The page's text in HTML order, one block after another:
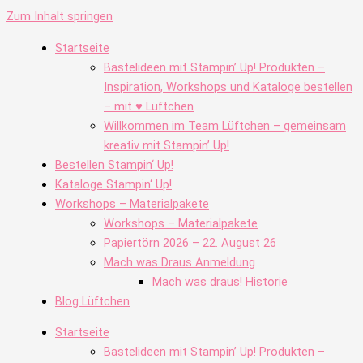
Zum Inhalt springen
Startseite
Bastelideen mit Stampin’ Up! Produkten –
Inspiration, Workshops und Kataloge bestellen
– mit ♥ Lüftchen
Willkommen im Team Lüftchen – gemeinsam
kreativ mit Stampin’ Up!
Bestellen Stampin‘ Up!
Kataloge Stampin‘ Up!
Workshops – Materialpakete
Workshops – Materialpakete
Papiertörn 2026 – 22. August 26
Mach was Draus Anmeldung
Mach was draus! Historie
Blog Lüftchen
Startseite
Bastelideen mit Stampin’ Up! Produkten –